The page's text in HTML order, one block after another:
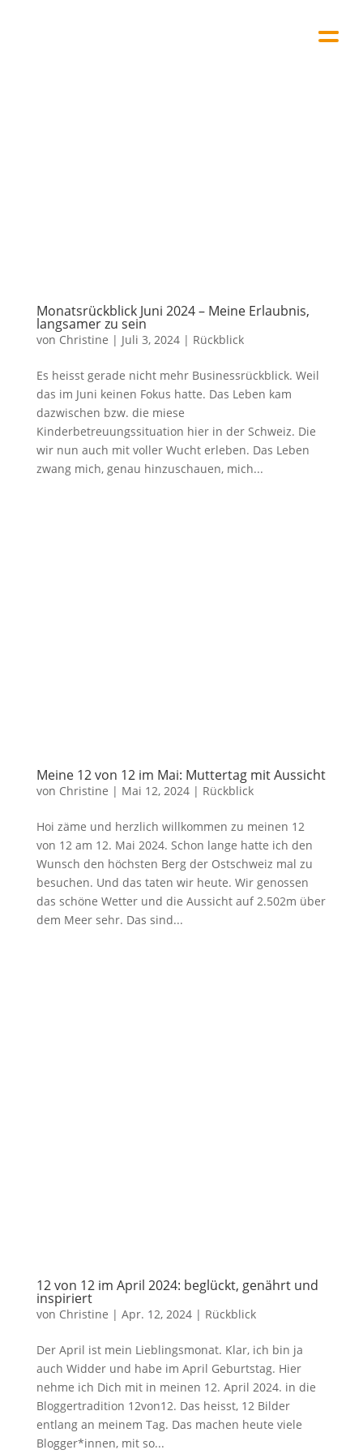
Monatsrückblick Juni 2024 – Meine Erlaubnis,
langsamer zu sein
von Christine | Juli 3, 2024| Rückblick
Es heisst gerade nicht mehr Businessrückblick. Weil
das im Juni keinen Fokus hatte. Das Leben kam
dazwischen bzw. die miese
Kinderbetreuungssituation hier in der Schweiz. Die
wir nun auch mit voller Wucht erleben. Das Leben
zwang mich, genau hinzuschauen, mich...
Meine 12 von 12 im Mai: Muttertag mit Aussicht
von Christine | Mai 12, 2024| Rückblick
Hoi zäme und herzlich willkommen zu meinen 12
von 12 am 12. Mai 2024. Schon lange hatte ich den
Wunsch den höchsten Berg der Ostschweiz mal zu
besuchen. Und das taten wir heute. Wir genossen
das schöne Wetter und die Aussicht auf 2.502m über
dem Meer sehr. Das sind...
12 von 12 im April 2024: beglückt, genährt und
inspiriert
von Christine | Apr. 12, 2024| Rückblick
Der April ist mein Lieblingsmonat. Klar, ich bin ja
auch Widder und habe im April Geburtstag. Hier
nehme ich Dich mit in meinen 12. April 2024. in die
Bloggertradition 12von12. Das heisst, 12 Bilder
entlang an meinem Tag. Das machen heute viele
Blogger*innen, mit so...